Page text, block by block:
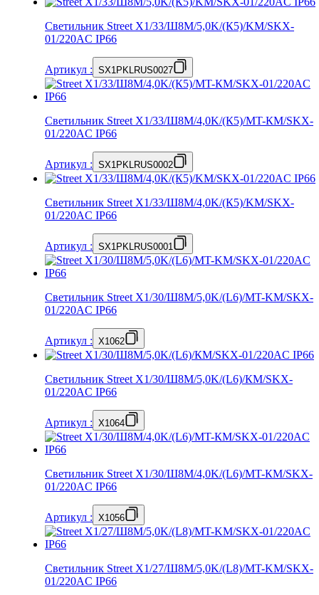
Светильник Street X1/33/Ш8M/5,0K/(К5)/KM/SKX-
01/220AC IP66
Артикул : SX1PKLRUS0027
Светильник Street X1/33/Ш8M/4,0K/(К5)/MT-КМ/SKX-
01/220AC IP66
Артикул : SX1PKLRUS0002
Светильник Street X1/33/Ш8M/4,0K/(К5)/KM/SKX-
01/220AC IP66
Артикул : SX1PKLRUS0001
Светильник Street X1/30/Ш8M/5,0K/(L6)/MT-KM/SKX-
01/220AC IP66
Артикул : X1062
Светильник Street X1/30/Ш8M/5,0K/(L6)/КМ/SKX-
01/220AC IP66
Артикул : X1064
Светильник Street X1/30/Ш8M/4,0K/(L6)/MT-КМ/SKX-
01/220AC IP66
Артикул : X1056
Светильник Street X1/27/Ш8M/5,0K/(L8)/MT-KM/SKX-
01/220AC IP66